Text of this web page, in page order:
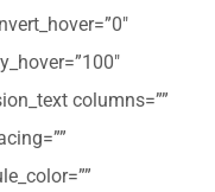
columns=””